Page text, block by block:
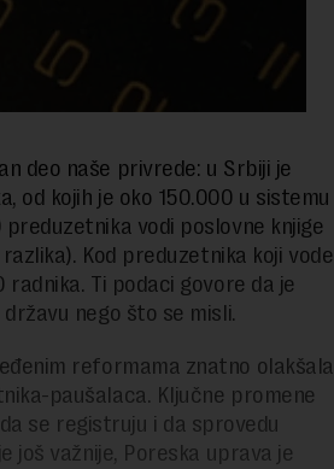
deo naše privrede: u Srbiji je
od kojih je oko 150.000 u sistemu
vodi poslovne knjige
Kod preduzetnika koji vode
Ti podaci govore da je
nego što se misli.
reformama znatno olakšala
paušalaca. Ključne promene
se registruju i da sprovedu
još važnije, Poreska uprava je